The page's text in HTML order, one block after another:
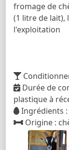
fromage de
(1 litre de
l'exploitation
Durée de
plastique à
Ingrédients
Origine :